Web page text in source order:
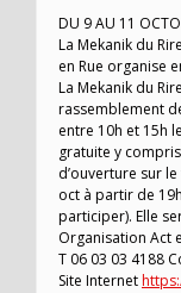
DU 9 AU 11
La Mekanik du
en Rue organise
La Mekanik du
rassemblement
entre 10h et 15h
gratuite y
d’ouverture sur
oct à partir de
participer). Elle
Organisation Act
T 06 03 03 4188
Site Internet